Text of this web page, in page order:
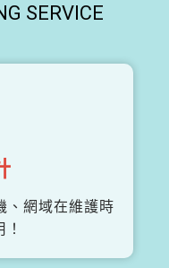
SERVICE
、網域在維護時